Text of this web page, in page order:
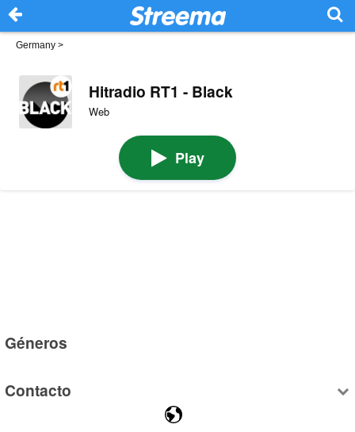
Germany >
Hitradio RT1 - Black
Web
Play
Géneros
Contacto